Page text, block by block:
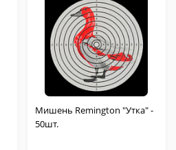
Мишень Remington "Утка" -
50шт.